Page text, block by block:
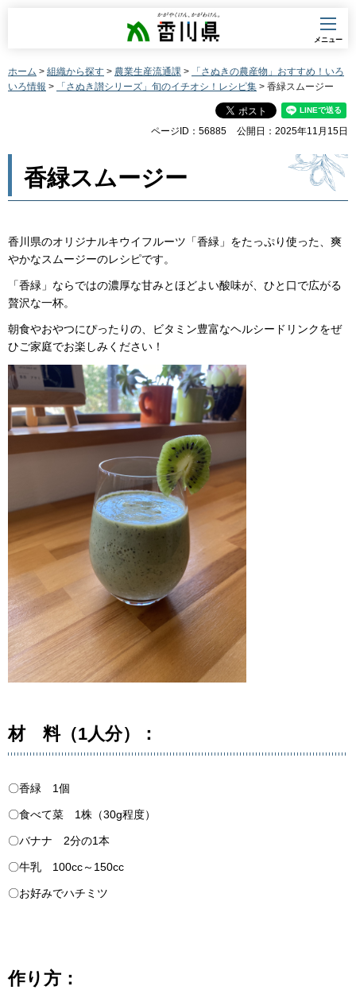
香川県
メニュー
ホーム > 組織から探す > 農業生産流通課 >
「さぬきの農産物」おすすめ！いろ
いろ情報 > 「さぬき讃シリーズ」旬のイチオシ！レシピ集 > 香緑スムージー
ページID：56885 公開日：2025年11月15日
香緑スムージー
香川県のオリジナルキウイフルーツ「香緑」をたっぷり使った、爽
やかなスムージーのレシピです。
「香緑」ならではの濃厚な甘みとほどよい酸味が、ひと口で広がる
贅沢な一杯。
朝食やおやつにぴったりの、ビタミン豊富なヘルシードリンクをぜ
ひご家庭でお楽しみください！
材 料（1人分）：
〇香緑 1個
〇食べて菜 1株（30g程度）
〇バナナ 2分の1本
〇牛乳 100cc～150cc
〇お好みでハチミツ
作り方：